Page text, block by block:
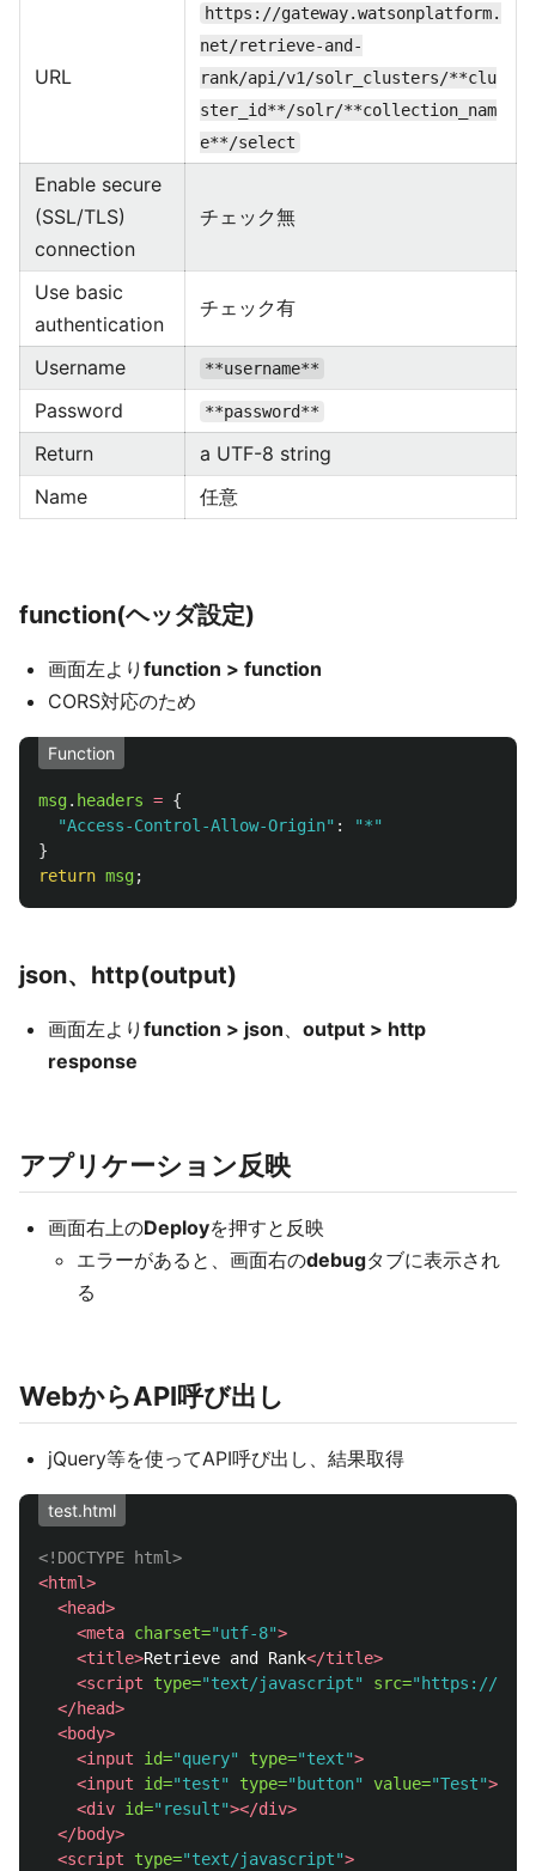
URL
https://gateway.watsonplatform.
net/retrieve-and-
rank/api/v1/solr_clusters/**clu
ster_id**/solr/**collection_nam
e**/select
Enable secure
(SSL/TLS)
connection
チェック無
Use basic
authentication
チェック有
Username **username**
Password **password**
Return
a UTF-8 string
Name
任意
function(ヘッダ設定)
画面左より function > function
CORS対応のため
Function
msg. headers = {
"Access-Control-Allow-Origin" : "*"
}
return msg;
json、http(output)
画面左より function > json、 output > http
response
アプリケーション反映
画面右上のDeployを押すと反映
エラーがあると、画面右のdebugタブに表示され
る
WebからAPI呼び出し
jQuery等を使ってAPI呼び出し、結果取得
test.html
<!DOCTYPE html>
<html>
<head>
<meta charset="utf-8">
<title>Retrieve and Rank</title>
<script type="text/javascript" src="https://
</head>
<body>
<input
id="query" type="text">
<input
id="test" type="button" value="Test">
<div id="result"></div>
</body>
<script type="text/javascript">